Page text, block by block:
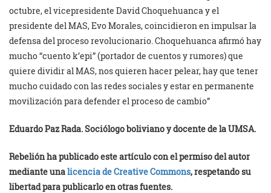
octubre, el vicepresidente David Choquehuanca y el
presidente del MAS, Evo Morales, coincidieron en impulsar la
defensa del proceso revolucionario. Choquehuanca afirmó hay
mucho “cuento k’epi” (portador de cuentos y rumores) que
quiere dividir al MAS, nos quieren hacer pelear, hay que tener
mucho cuidado con las redes sociales y estar en permanente
movilización para defender el proceso de cambio”
Eduardo Paz Rada. Sociólogo boliviano y docente de la UMSA.
Rebelión ha publicado este artículo con el permiso del autor
mediante unalicencia de Creative Commons, respetando su
libertad para publicarlo en otras fuentes.